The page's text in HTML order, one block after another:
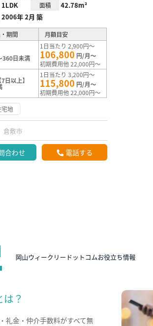
1LDK 面積 42.78m²
2006年 2月 築
期間 月額目安
360日未満
1日当たり 2,900円～
106,800 円/月～
初期費用他 22,000円～
日以上】
1日当たり 3,200円～
115,800 円/月～
初期費用他 22,000円～
宅地
倉敷市
合わせ 電話する
岡山ウィークリードットコムお役立ち情報
？
礼金・仲介手数料がすべて無